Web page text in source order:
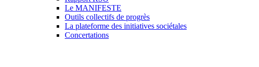
Le MANIFESTE
Outils collectifs de progrès
La plateforme des initiatives sociétales
Concertations